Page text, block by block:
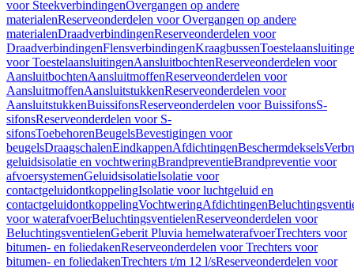
voor SteekverbindingenOvergangen op andere
materialenReserveonderdelen voor Overgangen op andere
materialenDraadverbindingenReserveonderdelen voor
DraadverbindingenFlensverbindingenKraagbussen
voor ToestelaansluitingenAansluitbochtenReserveonderdelen voor
AansluitbochtenAansluitmoffenReserveonderdelen voor
AansluitmoffenAansluitstukkenReserveonderdelen voor
AansluitstukkenBuissifonsReserveonderdelen voor BuissifonsS-
sifonsReserveonderdelen voor S-
sifonsToebehorenBeugelsBevestigingen voor
beugelsDraagschalenEindkappenAfdichtingenBeschermdeksels
geluidsisolatie en vochtweringBrandpreventieBrandpreventie voor
afvoersystemenGeluidsisolatieIsolatie voor
contactgeluidontkoppelingIsolatie voor luchtgeluid en
contactgeluidontkoppelingVochtweringAfdichtingen
voor waterafvoerBeluchtingsventielenReserveonderdelen voor
BeluchtingsventielenGeberit Pluvia hemelwaterafvoerTrechters voor
bitumen- en foliedakenReserveonderdelen voor Trechters voor
bitumen- en foliedakenTrechters t/m 12 l/sReserveonderdelen voor